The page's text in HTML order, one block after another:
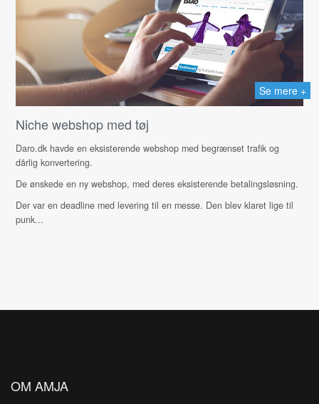
Se mere +
Niche webshop med tøj
Daro.dk havde en eksisterende webshop med begrænset trafik og
dårlig konvertering.
De ønskede en ny webshop, med deres eksisterende betalingsløsning.
Der var en deadline med levering til en messe. Den blev klaret lige til
punk...
OM AMJA